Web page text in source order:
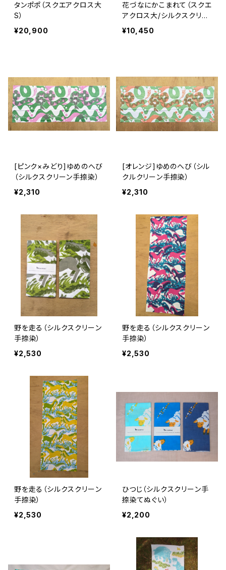
タンポポ（スクエアクロス大
S）
¥20,900
花づなにかこまれて（スクエ
アクロス大/シルクスクリー
ン手捺染）
¥10,450
[ピンク×みどり]ゆめのへび
（シルクスクリーン手捺染）
¥2,310
[オレンジ]ゆめのへび（シル
クルクリーン手捺染）
¥2,310
野を走る（シルクスクリーン
手捺染）
¥2,530
野を走る（シルクスクリーン
手捺染）
¥2,530
野を走る（シルクスクリーン
手捺染）
¥2,530
ひつじ（シルクスクリーン手
捺染てぬぐい）
¥2,200